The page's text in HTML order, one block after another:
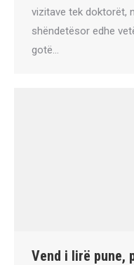
vizitave tek doktorët,
shëndetësor edhe
gotë…
Vend i lirë pune,